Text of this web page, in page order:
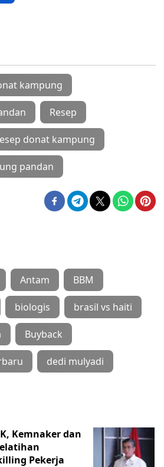
kampung
Resep
donat kampung
pandan
Antam BBM
biologis brasil vs haiti
Buyback
dedi mulyadi
Kemnaker dan
Pekerja